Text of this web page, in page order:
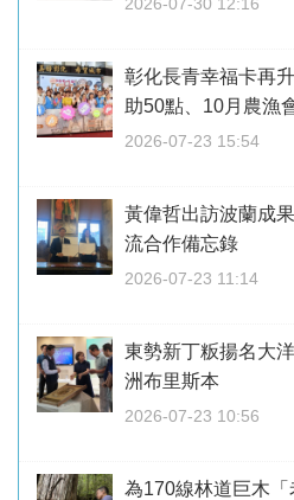
彰化長青幸福卡再
助50點、10月農漁
2026-07-23 15:54
黃偉哲出訪波蘭成
流合作備忘錄
2026-07-23 11:14
東勢新丁粄揚名大
洲布里斯本
2026-07-23 10:56
為170線林道巨木